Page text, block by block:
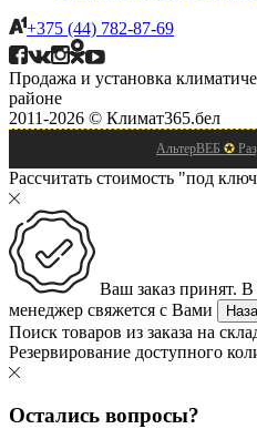
+375 (44) 782-87-69
Продажа и установка
районе
2011-2026 © Климат365.бел
АльтерВЕБ ✪
Рассчитать стоимость "под
Ваш заказ принят.
менеджер свяжется с Вами
Поиск товаров из заказа на
Резервирование доступного
Остались вопросы?